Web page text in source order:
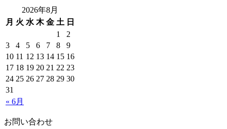
2026年8月
月 火 水 木 金 土 日
« 6月
1
2
3
4 5 6 7 8
9
10 11 12 13 14 15 16
17 18 19 20 21 22 23
24 25 26 27 28 29 30
31
お問い合わせ